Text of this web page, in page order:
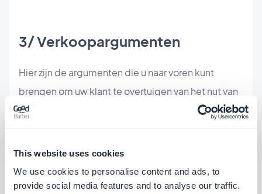
This website uses cookies
We use cookies to personalise content and ads, to
provide social media features and to analyse our traffic.
3/ Verkoopargumenten
Hier zijn de argumenten die u naar voren kunt
brengen om uw klant te overtuigen van het nut van
een toepassing om hun evenement tot een succes
Voor het evenement: informeren
U kunt uw klant voorstellen om een app voor hun